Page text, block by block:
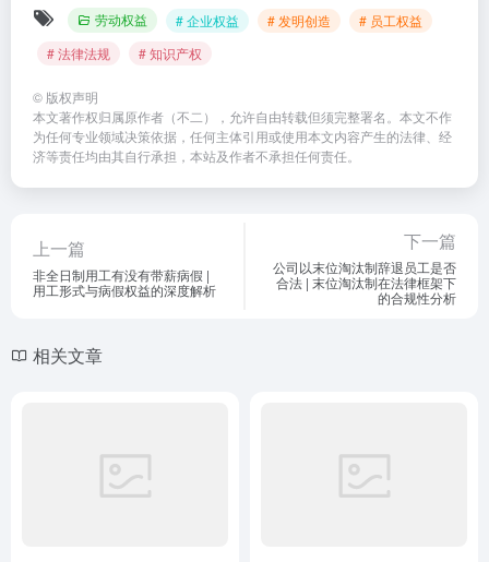
劳动权益 # 企业权益 # 发明创造
# 员工权益
# 法律法规
# 知识产权
© 版权声明
本文著作权归属原作者（不二），允许自由转载但须完整署名。本文不作
为任何专业领域决策依据，任何主体引用或使用本文内容产生的法律、经
济等责任均由其自行承担，本站及作者不承担任何责任。
上一篇
非全日制用工有没有带薪病假 |
用工形式与病假权益的深度解析
下一篇
公司以末位淘汰制辞退员工是否
合法 | 末位淘汰制在法律框架下
的合规性分析
相关文章